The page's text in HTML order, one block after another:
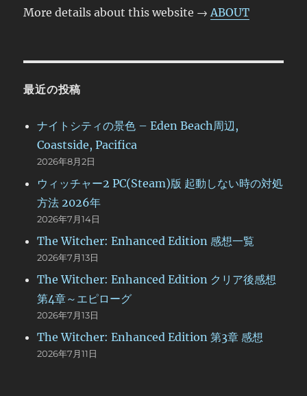
More details about this website →ABOUT
最近の投稿
ナイトシティの景色 – Eden Beach周辺,
Coastside, Pacifica
2026年8月2日
ウィッチャー2 PC(Steam)版 起動しない時の対処
方法 2026年
2026年7月14日
The Witcher: Enhanced Edition 感想一覧
2026年7月13日
The Witcher: Enhanced Edition クリア後感想
第4章～エピローグ
2026年7月13日
The Witcher: Enhanced Edition 第3章 感想
2026年7月11日